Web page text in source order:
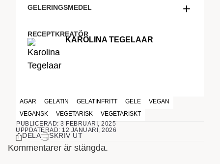
GELERINGSMEDEL
– 1 tsk agarpulver eller 1 msk agarflingor
– 1 påse Vegegel
– 1 tsk Vegeset
– 1 dl Gelésocker Multi
RECEPTKREATÖR
KAROLINA TEGELAAR
AGAR GELATIN GELATINFRITT GELE
VEGAN
VEGANSK
VEGETARISK
VEGETARISKT
PUBLICERAD: 3 FEBRUARI, 2025
UPPDATERAD: 12 JANUARI, 2026
DELA SKRIV UT
Kommentarer är stängda.